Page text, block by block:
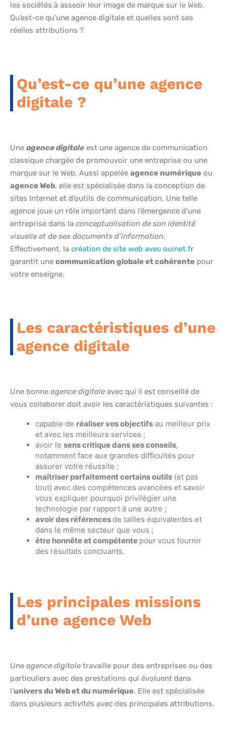
les sociétés à asseoir leur image de marque sur le Web.
Qu’est-ce qu’une agence digitale et quelles sont ses
réelles attributions ?
Qu’est-ce qu’une agence
digitale ?
Une agence digitale est une agence de communication
classique chargée de promouvoir une entreprise ou une
marque sur le Web. Aussi appelée agence numérique ou
agence Web, elle est spécialisée dans la conception de
sites Internet et d’outils de communication. Une telle
agence joue un rôle important dans l’émergence d’une
entreprise dans la conceptualisation de son identité
visuelle et de ses documents d’information.
Effectivement, la création de site web avec ouinet.fr
garantit une communication globale et cohérente pour
votre enseigne.
Les caractéristiques d’une
agence digitale
Une bonne agence digitale avec qui il est conseillé de
vous collaborer doit avoir les caractéristiques suivantes :
capable de réaliser vos objectifs au meilleur prix
et avec les meilleurs services ;
avoir le sens critique dans ses conseils,
notamment face aux grandes difficultés pour
assurer votre réussite ;
maîtriser parfaitement certains outils (et pas
tout) avec des compétences avancées et savoir
vous expliquer pourquoi privilégier une
technologie par rapport à une autre ;
avoir des références de tailles équivalentes et
dans le même secteur que vous ;
être honnête et compétente pour vous fournir
des résultats concluants.
Les principales missions
d’une agence Web
Une agence digitale travaille pour des entreprises ou des
particuliers avec des prestations qui évoluent dans
l’univers du Web et du numérique. Elle est spécialisée
dans plusieurs activités avec des principales attributions.